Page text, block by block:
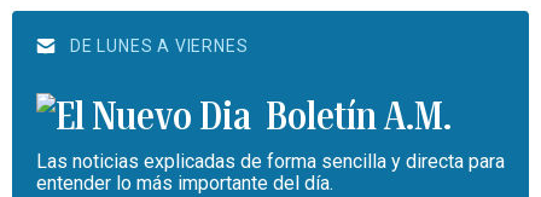
DE LUNES A VIERNES
Boletín A.M.
Las noticias explicadas de forma sencilla y directa para
entender lo más importante del día.